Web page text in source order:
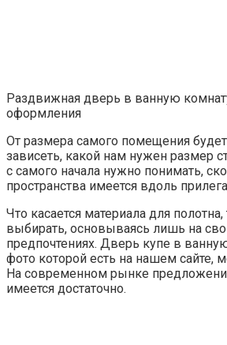
Раздвижная дверь в ванную
оформления
От размера самого помещения
зависеть, какой нам нужен размер
с самого начала нужно понимать,
пространства имеется вдоль
Что касается материала для
выбирать, основываясь лишь на
предпочтениях. Дверь купе в
фото которой есть на нашем сайте,
На современном рынке
имеется достаточно.